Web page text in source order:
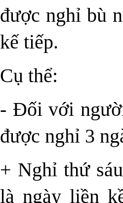
được nghỉ bù
kế tiếp.
Cụ thể:
- Đối với
được nghỉ 3
+ Nghỉ thứ
là ngày liền